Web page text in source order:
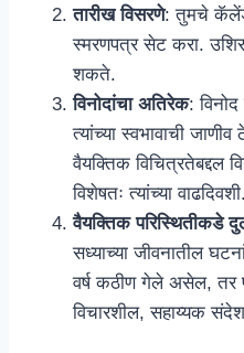
तारीख विसरणे: तुमचे
स्मरणपत्र सेट करा.
शकते.
विनोदांचा अतिरेक:
त्यांच्या स्वभावाची
वैयक्तिक विचित्रतेबद्दल
विशेषतः त्यांच्या वाढदिवशी.
वैयक्तिक परिस्थितीकडे
सध्याच्या जीवनातील
वर्ष कठीण गेले असेल, तर
विचारशील, सहाय्यक संदेश